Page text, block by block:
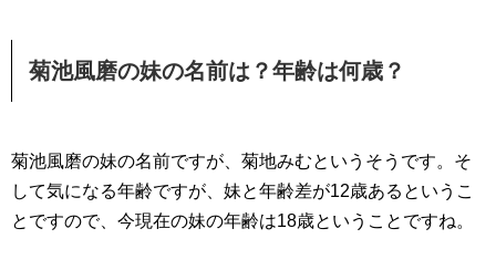
菊池風磨の妹の名前は？年齢は何歳？
菊池風磨の妹の名前ですが、菊地みむというそうです。そ
して気になる年齢ですが、妹と年齢差が12歳あるというこ
とですので、今現在の妹の年齢は18歳ということですね。